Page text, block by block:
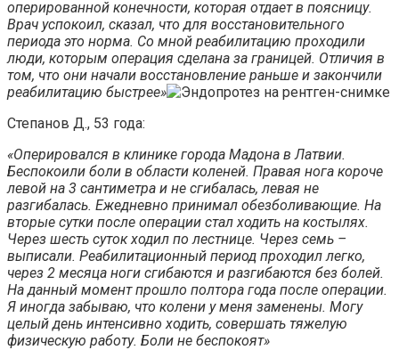
оперированной конечности, которая отдает в поясницу.
Врач успокоил, сказал, что для восстановительного
периода это норма. Со мной реабилитацию проходили
люди, которым операция сделана за границей. Отличия в
том, что они начали восстановление раньше и закончили
реабилитацию быстрее»
Степанов Д., 53 года:
«Оперировался в клинике города Мадона в Латвии.
Беспокоили боли в области коленей. Правая нога короче
левой на 3 сантиметра и не сгибалась, левая не
разгибалась. Ежедневно принимал обезболивающие. На
вторые сутки после операции стал ходить на костылях.
Через шесть суток ходил по лестнице. Через семь –
выписали. Реабилитационный период проходил легко,
через 2 месяца ноги сгибаются и разгибаются без болей.
На данный момент прошло полтора года после операции.
Я иногда забываю, что колени у меня заменены. Могу
целый день интенсивно ходить, совершать тяжелую
физическую работу. Боли не беспокоят»